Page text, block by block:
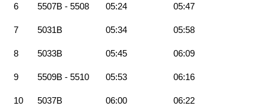
6 5507B - 5508 05:24 05:47
7 5031B 05:34 05:58
8 5033B 05:45 06:09
9 5509B - 5510 05:53 06:16
10 5037B 06:00 06:22